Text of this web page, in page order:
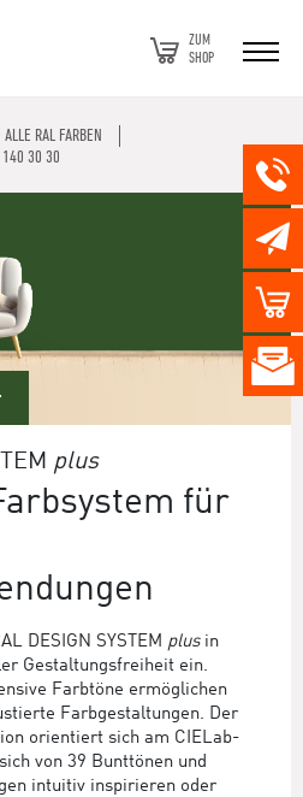
ZUM
SHOP
ALLE RAL FARBEN
140 30 30
plus
für
DESIGN SYSTEM plusin
Gestaltungsfreiheit ein.
Farbtöne ermöglichen
Farbgestaltungen. Der
orientiert sich am CIELab-
von 39 Bunttönen und
intuitiv inspirieren oder